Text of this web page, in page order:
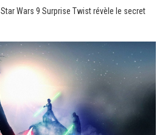
Star Wars 9 Surprise Twist révèle le secret